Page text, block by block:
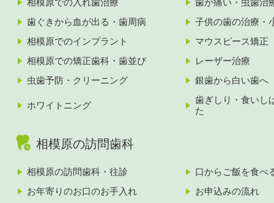
相模原での入れ歯治療
歯が痛い・虫歯治
歯ぐきから血が出る・歯周病
子供の歯の治療・
相模原でのインプラント
マウスピース矯正
相模原での矯正歯科・歯並び
レーザー治療
虫歯予防・クリーニング
銀歯から白い歯へ
ホワイトニング
歯ぎしり・食いし
た
相模原の訪問歯科
相模原の訪問歯科・往診
口からご飯を食べ
お年寄りのお口のお手入れ
お申込みの流れ